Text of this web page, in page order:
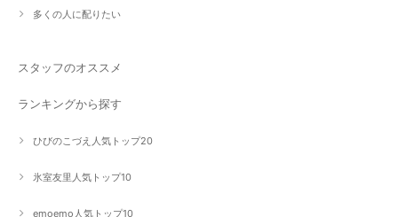
多くの人に配りたい
スタッフのオススメ
ランキングから探す
ひびのこづえ人気トップ20
氷室友里人気トップ10
emoemo人気トップ10